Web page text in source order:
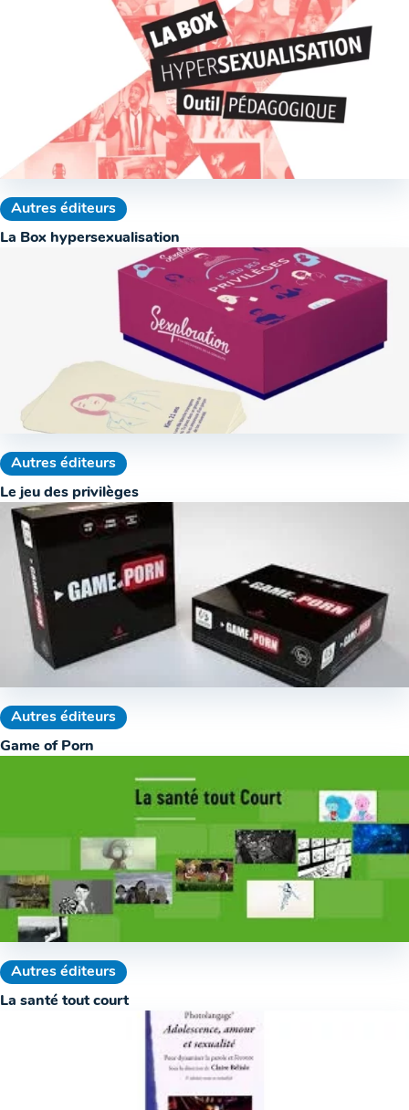
Autres éditeurs
La Box hypersexualisation
Autres éditeurs
Le jeu des privilèges
Autres éditeurs
Game of Porn
Autres éditeurs
La santé tout court